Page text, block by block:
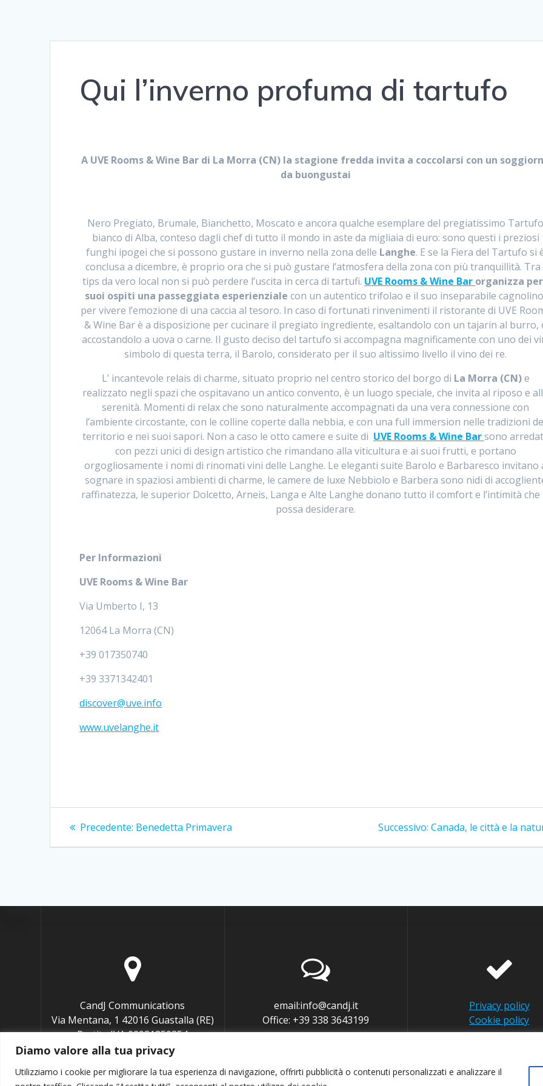
Diamo valore alla tua privacy
Utilizziamo i cookie per migliorare la tua esperienza di navigazione, offrirti pubblicità o contenuti personalizzati e analizzare il
Qui l’inverno profuma di tartufo
A UVE Rooms & Wine Bar di La Morra (CN) la stagione fredda invita a coccolarsi con un
da buongustai
Nero Pregiato, Brumale, Bianchetto, Moscato e ancora qualche esemplare del pregiatissimo Tartufo
bianco di Alba, conteso dagli chef di tutto il mondo in aste da migliaia di euro: sono questi i preziosi
funghi ipogei che si possono gustare in inverno nella zona delle Langhe. E se la Fiera del Tartufo si
conclusa a dicembre, è proprio ora che si può gustare l’atmosfera della zona con più tranquillità. Tra
tips da vero local non si può perdere l’uscita in cerca di tartufi. UVE Rooms & Wine Bar organizza
suoi ospiti una passeggiata esperienzialecon un autentico trifolao e il suo inseparabile
per vivere l’emozione di una caccia al tesoro. In caso di fortunati rinvenimenti il ristorante di UVE
& Wine Bar è a disposizione per cucinare il pregiato ingrediente, esaltandolo con un tajarin al burro,
accostandolo a uova o carne. Il gusto deciso del tartufo si accompagna magnificamente con uno dei
simbolo di questa terra, il Barolo, considerato per il suo altissimo livello il vino dei re.
L’ incantevole relais di charme, situato proprio nel centro storico del borgo di La Morra (CN)e
realizzato negli spazi che ospitavano un antico convento, è un luogo speciale, che invita al riposo e
serenità. Momenti di relax che sono naturalmente accompagnati da una vera connessione con
l’ambiente circostante, con le colline coperte dalla nebbia, e con una full immersion nelle tradizioni
territorio e nei suoi sapori. Non a caso le otto camere e suite di UVE Rooms & Wine Barsono
con pezzi unici di design artistico che rimandano alla viticultura e ai suoi frutti, e portano
orgogliosamente i nomi di rinomati vini delle Langhe. Le eleganti suite Barolo e Barbaresco invitano
sognare in spaziosi ambienti di charme, le camere de luxe Nebbiolo e Barbera sono nidi di
raffinatezza, le superior Dolcetto, Arneis, Langa e Alte Langhe donano tutto il comfort e l’intimità che
possa desiderare.
Per Informazioni
UVE Rooms & Wine Bar
Via Umberto I, 13
12064 La Morra (CN)
+39 017350740
+39 3371342401
discover@uve.info
www.uvelanghe.it
Navigazione
articoli
Precedente: Articolo
Benedetta Primavera Successivo: Articolo
Canada, le città e la
CandJ Communications
Via Mentana, 1 42016 Guastalla (RE)
Partita IVA 02931850354
Codice fiscale BNGCCL76P65G337U
email:info@candj.it
Office: +39 338 3643199
Privacy policy
Cookie policy